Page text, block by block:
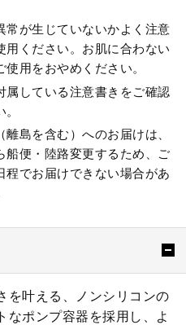
常が生じていないかよく注意
用ください。お肌に合わない
使用をおやめください。
属している注意書きをご確認
離島を含む）へのお届けは、
船便・陸路変更するため、ご
程でお届けできない場合があ
を叶える、ノンシリコンの
なポンプ容器を採用し、よ